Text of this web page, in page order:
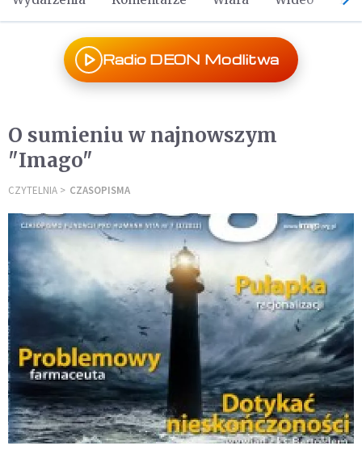
Radio DEON Modlitwa
O sumieniu w najnowszym
"Imago"
CZYTELNIA CZASOPISMA